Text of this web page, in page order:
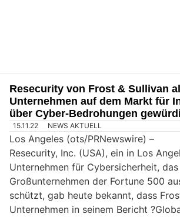
Resecurity von Frost & Sullivan
Unternehmen auf dem Markt für
über Cyber-Bedrohungen
15.11.22 NEWS AKTUELL
Los Angeles (ots/PRNewswire) –
Resecurity, Inc. (USA), ein in Los
Unternehmen für Cybersicherheit, das
Großunternehmen der Fortune 500
schützt, gab heute bekannt, dass
Unternehmen in seinem Bericht